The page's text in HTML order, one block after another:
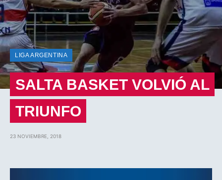
LIGA ARGENTINA
SALTA BASKET VOLVIÓ AL
TRIUNFO
23 NOVIEMBRE, 2018